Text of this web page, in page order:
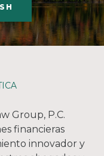
Group, P.C.
financieras
innovador y